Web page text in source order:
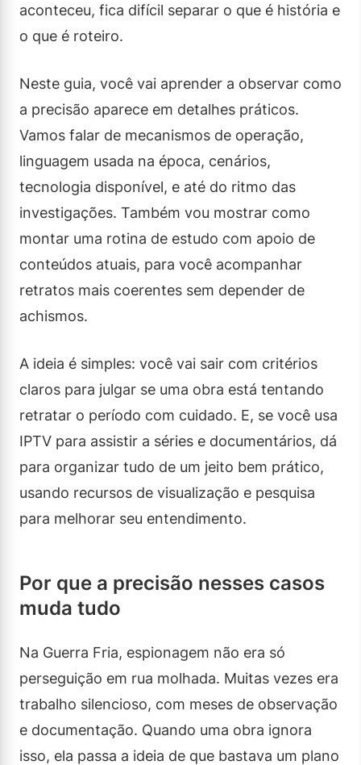
aconteceu, fica difícil separar o que é história e
o que é roteiro.
Neste guia, você vai aprender a observar como
a precisão aparece em detalhes práticos.
Vamos falar de mecanismos de operação,
linguagem usada na época, cenários,
tecnologia disponível, e até do ritmo das
investigações. Também vou mostrar como
montar uma rotina de estudo com apoio de
conteúdos atuais, para você acompanhar
retratos mais coerentes sem depender de
achismos.
A ideia é simples: você vai sair com critérios
claros para julgar se uma obra está tentando
retratar o período com cuidado. E, se você usa
IPTV para assistir a séries e documentários, dá
para organizar tudo de um jeito bem prático,
usando recursos de visualização e pesquisa
para melhorar seu entendimento.
Por que a precisão nesses casos
muda tudo
Na Guerra Fria, espionagem não era só
perseguição em rua molhada. Muitas vezes era
trabalho silencioso, com meses de observação
e documentação. Quando uma obra ignora
isso, ela passa a ideia de que bastava um plano